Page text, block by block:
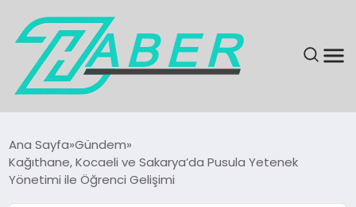
GÜNDEM
Ana Sayfa Gündem
Kağıthane, Kocaeli ve Sakarya’da Pusula Yetenek
Yönetimi ile Öğrenci Gelişimi